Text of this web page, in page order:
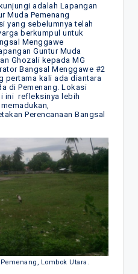
adalah Lapangan
Muda Pemenang
yang sebelumnya telah
berkumpul untuk
Menggawe
Guntur Muda
Ghozali kepada MG
Bangsal Menggawe #2
pertama kali ada diantara
di Pemenang. Lokasi
ini refleksinya lebih
Perencanaan Bangsal
Lombok Utara.